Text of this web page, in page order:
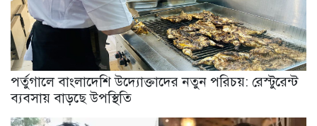
পর্তুগালে বাংলাদেশি উদ্যোক্তাদের নতুন পরিচয়: রেস্টুরেন্ট
ব্যবসায় বাড়ছে উপস্থিতি